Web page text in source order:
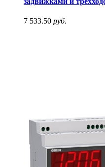
7 533.50 руб.